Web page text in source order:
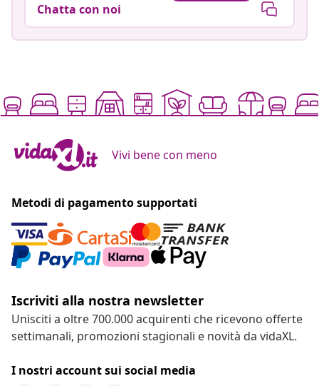
Chatta con noi
Vivi bene con meno
Metodi di pagamento supportati
Iscriviti alla nostra newsletter
Unisciti a oltre 700.000 acquirenti che ricevono offerte
settimanali, promozioni stagionali e novità da vidaXL.
I nostri account sui social media